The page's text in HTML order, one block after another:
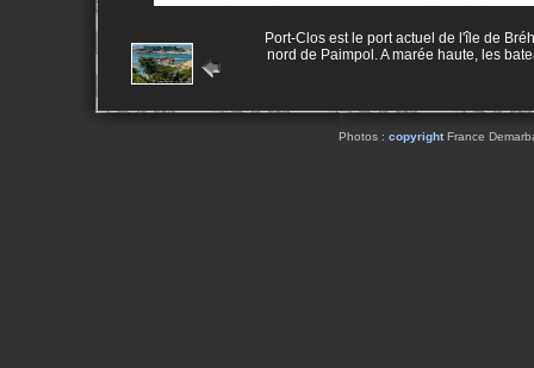
Port-Clos est le port actuel de l'île de
nord de Paimpol. A marée haute, les
Photos : copyrightFrance